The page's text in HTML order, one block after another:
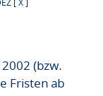
[ X ]
(bzw.
Fristen ab